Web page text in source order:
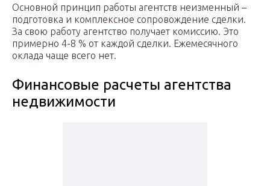
Основной принцип работы агентств неизменный –
подготовка и комплексное сопровождение сделки.
За свою работу агентство получает комиссию. Это
примерно 4-8 % от каждой сделки. Ежемесячного
оклада чаще всего нет.
Финансовые расчеты агентства
недвижимости